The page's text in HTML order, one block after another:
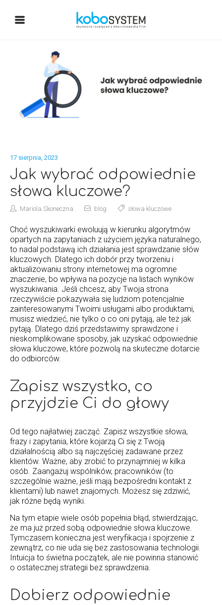
17 sierpnia, 2023
Jak wybrać odpowiednie
słowa kluczowe?
Mariola Skoneczna blog słowa kluczowe
Choć wyszukiwarki ewoluują w kierunku algorytmów
opartych na zapytaniach z użyciem języka naturalnego,
to nadal podstawą ich działania jest sprawdzanie słów
kluczowych. Dlatego ich dobór przy tworzeniu i
aktualizowaniu strony internetowej ma ogromne
znaczenie, bo wpływa na pozycje na listach wyników
wyszukiwania. Jeśli chcesz, aby Twoja strona
rzeczywiście pokazywała się ludziom potencjalnie
zainteresowanymi Twoimi usługami albo produktami,
musisz wiedzieć, nie tylko o co oni pytają, ale też jak
pytają. Dlatego dziś przedstawimy sprawdzone i
nieskomplikowane sposoby, jak uzyskać odpowiednie
słowa kluczowe, które pozwolą na skuteczne dotarcie
do odbiorców.
Zapisz wszystko, co
przyjdzie Ci do głowy
Od tego najłatwiej zacząć. Zapisz wszystkie słowa,
frazy i zapytania, które kojarzą Ci się z Twoją
działalnością albo są najczęściej zadawane przez
klientów. Ważne, aby zrobić to przynajmniej w kilka
osób. Zaangażuj wspólników, pracowników (to
szczególnie ważne, jeśli mają bezpośredni kontakt z
klientami) lub nawet znajomych. Możesz się zdziwić,
jak różne będą wyniki.
Na tym etapie wiele osób popełnia błąd, stwierdzając,
że ma już przed sobą odpowiednie słowa kluczowe.
Tymczasem konieczna jest weryfikacja i spojrzenie z
zewnątrz, co nie uda się bez zastosowania technologii.
Intuicja to świetna początek, ale nie powinna stanowić
o ostatecznej strategii bez sprawdzenia.
Dobierz odpowiednie